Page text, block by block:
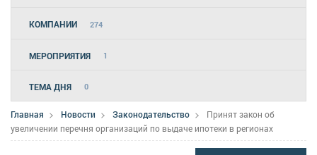
КОМПАНИИ 274
МЕРОПРИЯТИЯ 1
ТЕМА ДНЯ 0
Главная Новости Законодательство
Принят закон об
увеличении перечня организаций по выдаче ипотеки в регионах